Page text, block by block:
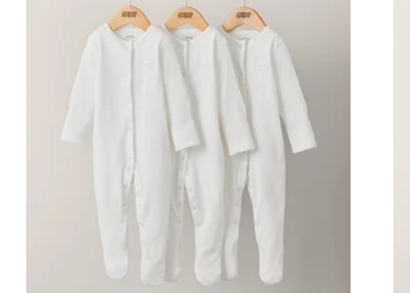
تعليمات العناية / الإرشادات:
للغسل في الغسالة على درجة حرارة 30 درجة مئوية
قماش عضوي بلون أبيض - 5 قطع
لحديثي الولادة فأكثر - بونبوينت بيج